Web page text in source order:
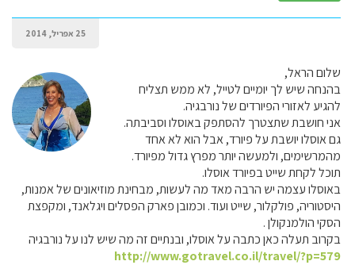
25 אפריל, 2014
שלום הראל,
בהנחה שיש לך יומיים לטייל, לא ממש תצליח
להגיע לאזורי הפיורדים של נורבגיה.
אני חושבת שתצטרך להסתפק באוסלו וסביבתה.
גם אוסלו יושבת על פיורד, אבל הוא לא אחד
מהמרשימים, ולמעשה יותר מפרץ גדול מפיורד.
תוכל לקחת שייט בפיורד אוסלו.
באוסלו עצמה יש הרבה מאד מה לעשות, מבחינת מוזיאונים של אמנות,
היסטוריה, פולקלור, שייט ועוד. וכמובן פארק הפסלים ויגלאנד, ומקפצת
הסקי הולמנקולן .
בקרוב תעלה כאן כתבה על אוסלו, ובנתיים זה מה שיש לנו על נורבגיה
http://www.gotravel.co.il/travel/?p=579